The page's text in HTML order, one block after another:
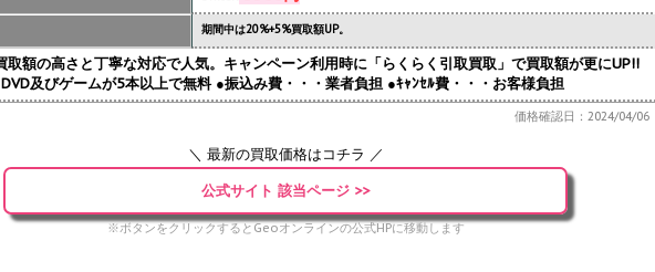
期間中は20%+5%買取額UP。
取額の高さと丁寧な対応で人気。キャンペーン利用時に「らくらく引取買取」で買取額が更にUP!!
及びゲームが5本以上で無料 ●振込み費・・・業者負担 ●ｷｬﾝｾﾙ費・・・お客様負担
価格確認日：2024/04/06
＼ 最新の買取価格はコチラ ／
公式サイト 該当ページ >>
※ボタンをクリックするとGeoオンラインの公式HPに移動します